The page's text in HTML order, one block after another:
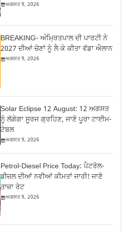
ਅਗਸਤ 9, 2026
BREAKING- ਅੰਮ੍ਰਿਤਪਾਲ ਦੀ ਪਾਰਟੀ ਨੇ
2027 ਦੀਆਂ ਚੋਣਾਂ ਨੂੰ ਲੈ ਕੇ ਕੀਤਾ ਵੱਡਾ ਐਲਾਨ
ਅਗਸਤ 9, 2026
Solar Eclipse 12 August: 12 ਅਗਸਤ
ਨੂੰ ਲੱਗੇਗਾ ਸੂਰਜ ਗ੍ਰਹਿਣ, ਜਾਣੋ ਪੂਰਾ ਟਾਈਮ-
ਟੇਬਲ
ਅਗਸਤ 9, 2026
Petrol-Diesel Price Today: ਪੈਟਰੋਲ-
ਡੀਜ਼ਲ ਦੀਆਂ ਨਵੀਆਂ ਕੀਮਤਾਂ ਜਾਰੀ! ਜਾਣੋ
ਤਾਜ਼ਾ ਰੇਟ
ਅਗਸਤ 9, 2026